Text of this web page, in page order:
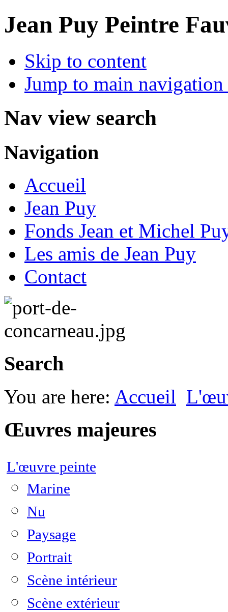
Jean Puy Peintre
Skip to content
Jump to main
Nav view search
Navigation
Accueil
Jean Puy
Fonds Jean et Michel
Les amis de Jean Puy
Contact
Search
You are here: Accueil
Œuvres majeures
L'œuvre peinte
Marine
Nu
Paysage
Portrait
Scène intérieur
Scène extérieur